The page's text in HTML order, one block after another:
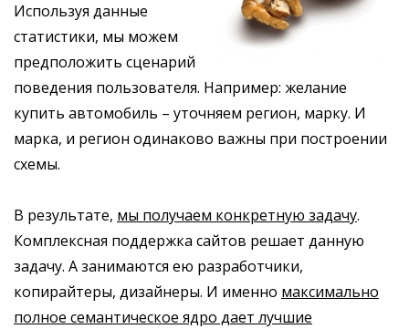
Используя данные
статистики, мы можем
предположить сценарий
поведения пользователя. Например: желание
купить автомобиль – уточняем регион, марку. И
марка, и регион одинаково важны при построении
схемы.
В результате, мы получаем конкретную задачу.
Комплексная поддержка сайтов решает данную
задачу. А занимаются ею разработчики,
копирайтеры, дизайнеры. И именно максимально
полное семантическое ядро дает лучшие